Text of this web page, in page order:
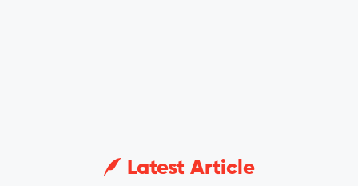
Latest Article